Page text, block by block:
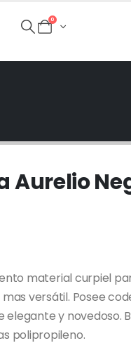
0
Aurelio
material curpiel
versátil. Posee
y novedoso.
polipropileno.